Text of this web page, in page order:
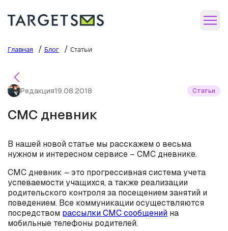
Главная / Блог / Статьи
Редакция19.08.2018 Статьи
СМС дневник
В нашей новой статье мы расскажем о весьма
нужном и интересном сервисе – СМС дневнике.
СМС дневник – это прогрессивная система учета
успеваемости учащихся, а также реализации
родительского контроля за посещением занятий и
поведением. Все коммуникации осуществляются
посредством рассылки СМС сообщений на
мобильные телефоны родителей.